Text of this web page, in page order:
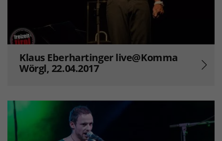
Klaus Eberhartinger live@Komma
Wörgl, 22.04.2017